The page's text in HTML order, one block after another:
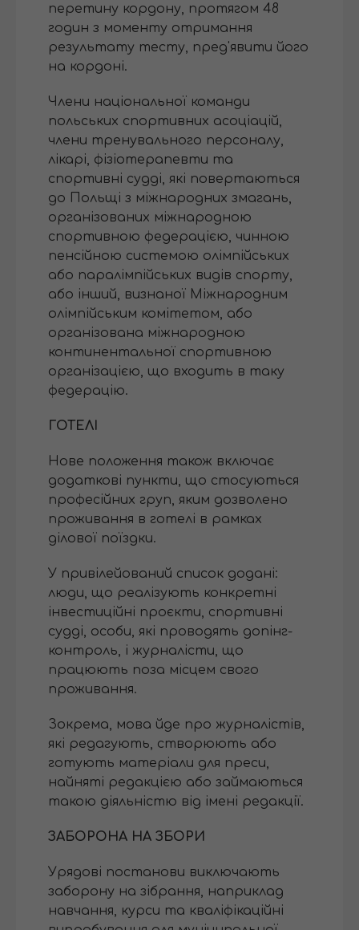
перетину кордону, протягом 48
годин з моменту отримання
результату тесту, пред'явити його
на кордоні.
Члени національної команди
польських спортивних асоціацій,
члени тренувального персоналу,
лікарі, фізіотерапевти та
спортивні судді, які повертаються
до Польщі з міжнародних змагань,
організованих міжнародною
спортивною федерацією, чинною
пенсійною системою олімпійських
або паралімпійських видів спорту,
або інший, визнаної Міжнародним
олімпійським комітетом, або
організована міжнародною
континентальної спортивною
організацією, що входить в таку
федерацію.
ГОТЕЛІ
Нове положення також включає
додаткові пункти, що стосуються
професійних груп, яким дозволено
проживання в готелі в рамках
ділової поїздки.
У привілейований список додані:
люди, що реалізують конкретні
інвестиційні проєкти, спортивні
судді, особи, які проводять допінг-
контроль, і журналісти, що
працюють поза місцем свого
проживання.
Зокрема, мова йде про журналістів,
які редагують, створюють або
готують матеріали для преси,
найняті редакцією або займаються
такою діяльністю від імені редакції.
ЗАБОРОНА НА ЗБОРИ
Урядові постанови виключають
заборону на зібрання, наприклад
навчання, курси та кваліфікаційні